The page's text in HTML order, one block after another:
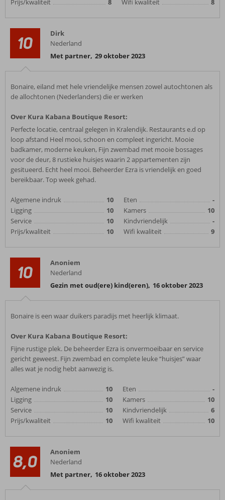
Prijs/kwaliteit 8 Wifi kwaliteit 8
10
Dirk
Nederland
Met partner, 29 oktober 2023
Bonaire, eiland met hele vriendelijke mensen zowel autochtonen als
de allochtonen (Nederlanders) die er werken
Over Kura Kabana Boutique Resort:
Perfecte locatie, centraal gelegen in Kralendijk. Restaurants e.d op
loop afstand Heel mooi, schoon en compleet ingericht. Mooie
badkamer, moderne keuken, Fijn zwembad met mooie bossages
voor de deur, 8 rustieke huisjes waarin 2 appartementen zijn
gesitueerd. Echt heel mooi. Beheerder Ezra is vriendelijk en goed
bereikbaar. Top week gehad.
Algemene indruk
10
Ligging
10
Service
10
Prijs/kwaliteit
10
Eten
-
Kamers
10
Kindvriendelijk
-
Wifi kwaliteit
9
10
Anoniem
Nederland
Gezin met oud(ere) kind(eren), 16 oktober 2023
Bonaire is een waar duikers paradijs met heerlijk klimaat.
Over Kura Kabana Boutique Resort:
Fijne rustige plek. De beheerder Ezra is onvermoeibaar en service
gericht geweest. Fijn zwembad en complete leuke “huisjes” waar
alles wat je nodig hebt aanwezig is.
Algemene indruk
10
Ligging
10
Service
10
Prijs/kwaliteit
10
Eten
-
Kamers
10
Kindvriendelijk
6
Wifi kwaliteit
10
8,0
Anoniem
Nederland
Met partner, 16 oktober 2023